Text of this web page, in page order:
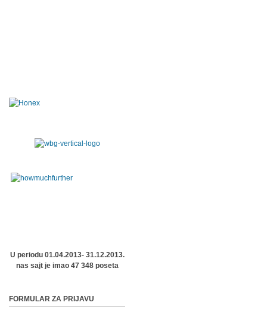
U periodu 01.04.2013- 31.12.2013.
nas sajt je imao 47 348 poseta
FORMULAR ZA PRIJAVU